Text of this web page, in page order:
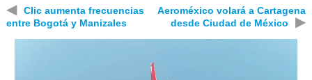
◀
Clic aumenta frecuencias
entre Bogotá y Manizales
Aeroméxico volará a Cartagena
desde Ciudad de México
▶